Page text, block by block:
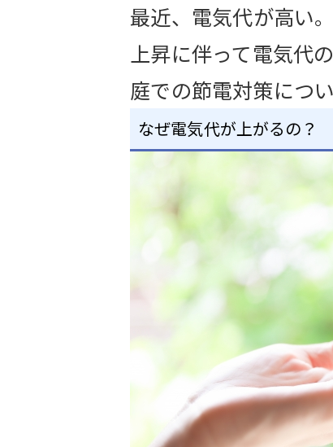
最近、電気代が高い
上昇に伴って電気代
庭での節電対策につ
なぜ電気代が上がるの？